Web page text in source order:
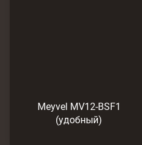
Meyvel MV12-BSF1
(удобный)